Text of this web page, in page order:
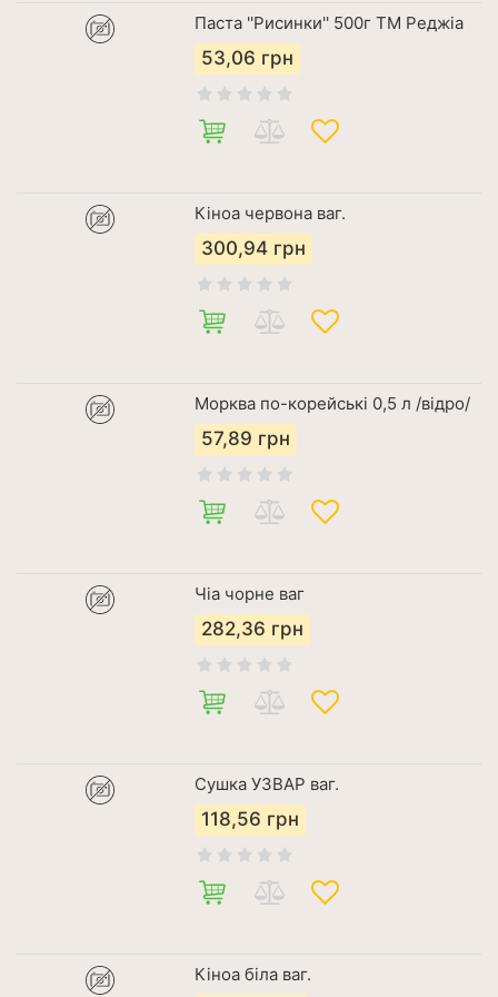
Паста ''Рисинки'' 500г ТМ Реджіа
53,06 грн
Кіноа червона ваг.
300,94 грн
Морква по-корейські 0,5 л /відро/
57,89 грн
Чіа чорне ваг
282,36 грн
Сушка УЗВАР ваг.
118,56 грн
Кіноа біла ваг.